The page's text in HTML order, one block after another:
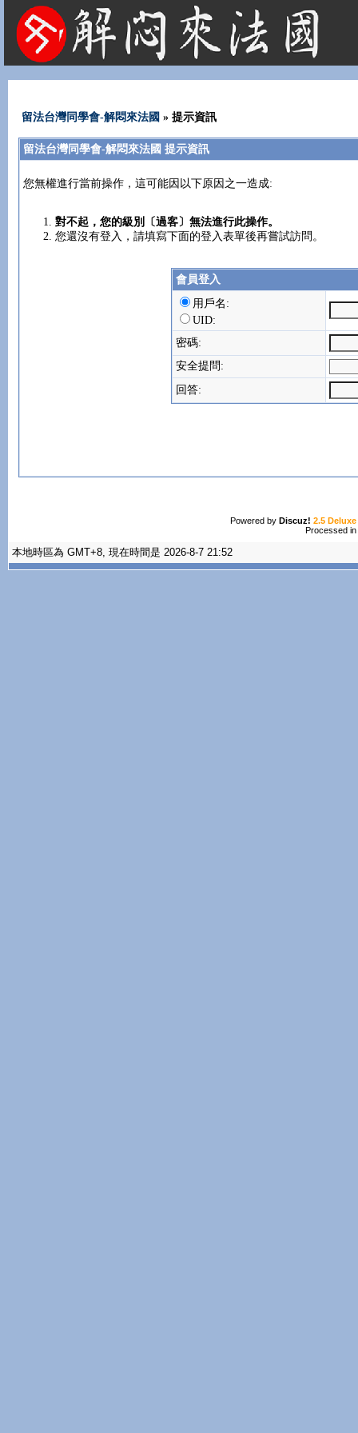
留法台灣同學會-解悶來法國 » 提示資訊
留法台灣同學會-解悶來法國 提示資訊
您無權進行當前操作，這可能因以下原因之一造成:
對不起，您的級別〔過客〕無法進行此操作。
您還沒有登入，請填寫下面的登入表單後再嘗試訪問。
會員登入
用戶名:
UID:
密碼:
安全提問:
回答:
Powered by Discuz! 2.5 Deluxe
Processed
本地時區為 GMT+8, 現在時間是 2026-8-7 21:52